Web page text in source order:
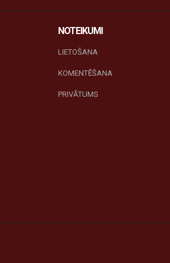
NOTEIKUMI
LIETOŠANA
KOMENTĒŠANA
PRIVĀTUMS